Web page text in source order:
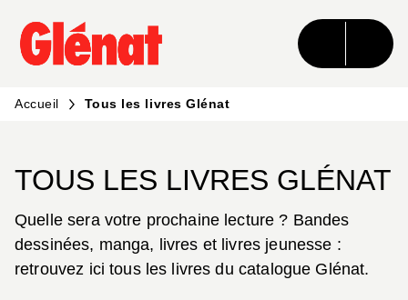
MENU RECHERCHE CONTENU
PIED DE PAGE
Accueil Tous les livres Glénat
TOUS LES LIVRES GLÉNAT
Quelle sera votre prochaine lecture ? Bandes
dessinées, manga, livres et livres jeunesse :
retrouvez ici tous les livres du catalogue Glénat.